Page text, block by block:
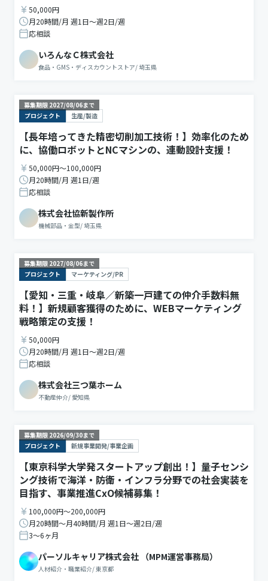
50,000円
月20時間/月 週1日〜週2日/週
応相談
いろんなＣ株式会社
食品・GMS・ディスカウントストア/埼玉県
募集期限 2027/08/06まで
プロジェクト
生産/製造
【長年培ってきた精密切削加工技術！】効率化のため
に、協働ロボットとNCマシンの、連動設計支援！
50,000円〜100,000円
月20時間/月 週1日/週
応相談
株式会社協新製作所
機械部品・金型/埼玉県
募集期限 2027/08/06まで
プロジェクト
マーケティング/PR
【愛知・三重・岐阜／新築一戸建ての仲介手数料無
料！】新規顧客獲得のために、WEBマーケティング
戦略策定の支援！
50,000円
月20時間/月 週1日〜週2日/週
応相談
株式会社三つ葉ホーム
不動産仲介/ 愛知県
募集期限 2026/09/30まで
プロジェクト
新規事業開発/事業企画
【東京科学大学発スタートアップ創出！】量子センシ
ング技術で海洋・防衛・インフラ分野での社会実装を
目指す、事業推進CxO候補募集！
100,000円〜200,000円
月20時間〜月40時間/月 週1日〜週2日/週
3〜6ヶ月
パーソルキャリア株式会社 （MPM運営事務局）
人材紹介・職業紹介/東京都